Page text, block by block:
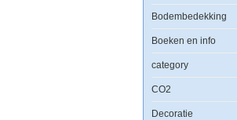
Bodembedekking
Boeken en info
category
CO2
Decoratie